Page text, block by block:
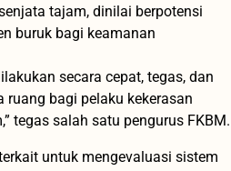
tajam, dinilai berpotensi
buruk bagi keamanan
secara cepat, tegas, dan
bagi pelaku kekerasan
tegas salah satu pengurus FKBM.
untuk mengevaluasi sistem